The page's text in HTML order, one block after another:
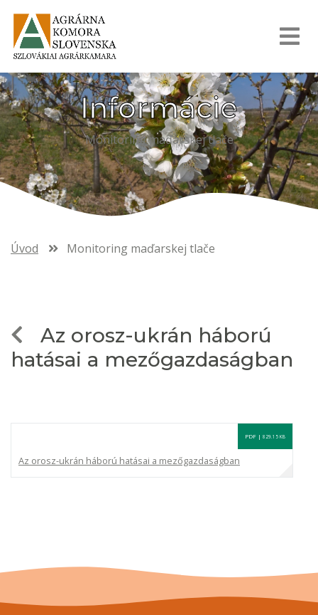
Informácie
Monitoring maďarskej tlače
Úvod Monitoring maďarskej tlače
Az orosz-ukrán háború
hatásai a mezőgazdaságban
PDF | 829.15 KB
Az orosz-ukrán háború hatásai a mezőgazdaságban